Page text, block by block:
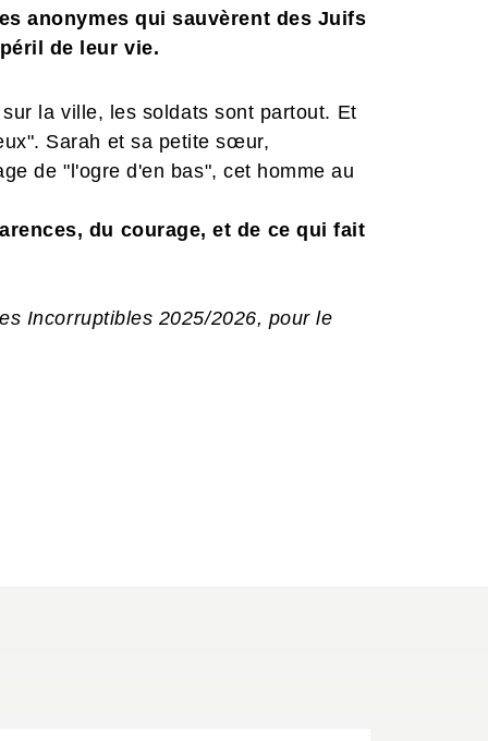
anonymes qui sauvèrent des Juifs
de leur vie.
la ville, les soldats sont partout. Et
Sarah et sa petite sœur,
de "l'ogre d'en bas", cet homme au
du courage, et de ce qui fait
Incorruptibles 2025/2026, pour le